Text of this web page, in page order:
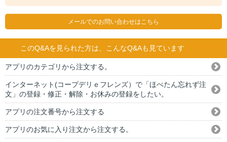
メールでのお問い合わせはこちら
このQ&Aを見られた方は、こんなQ&Aも見ています
アプリのカテゴリから注文する。
インターネット(コープデリｅフレンズ）で「ほぺたん忘れず注
文」の登録・修正・解除・お休みの登録をしたい。
アプリの注文番号から注文する
アプリのお気に入り注文から注文する。